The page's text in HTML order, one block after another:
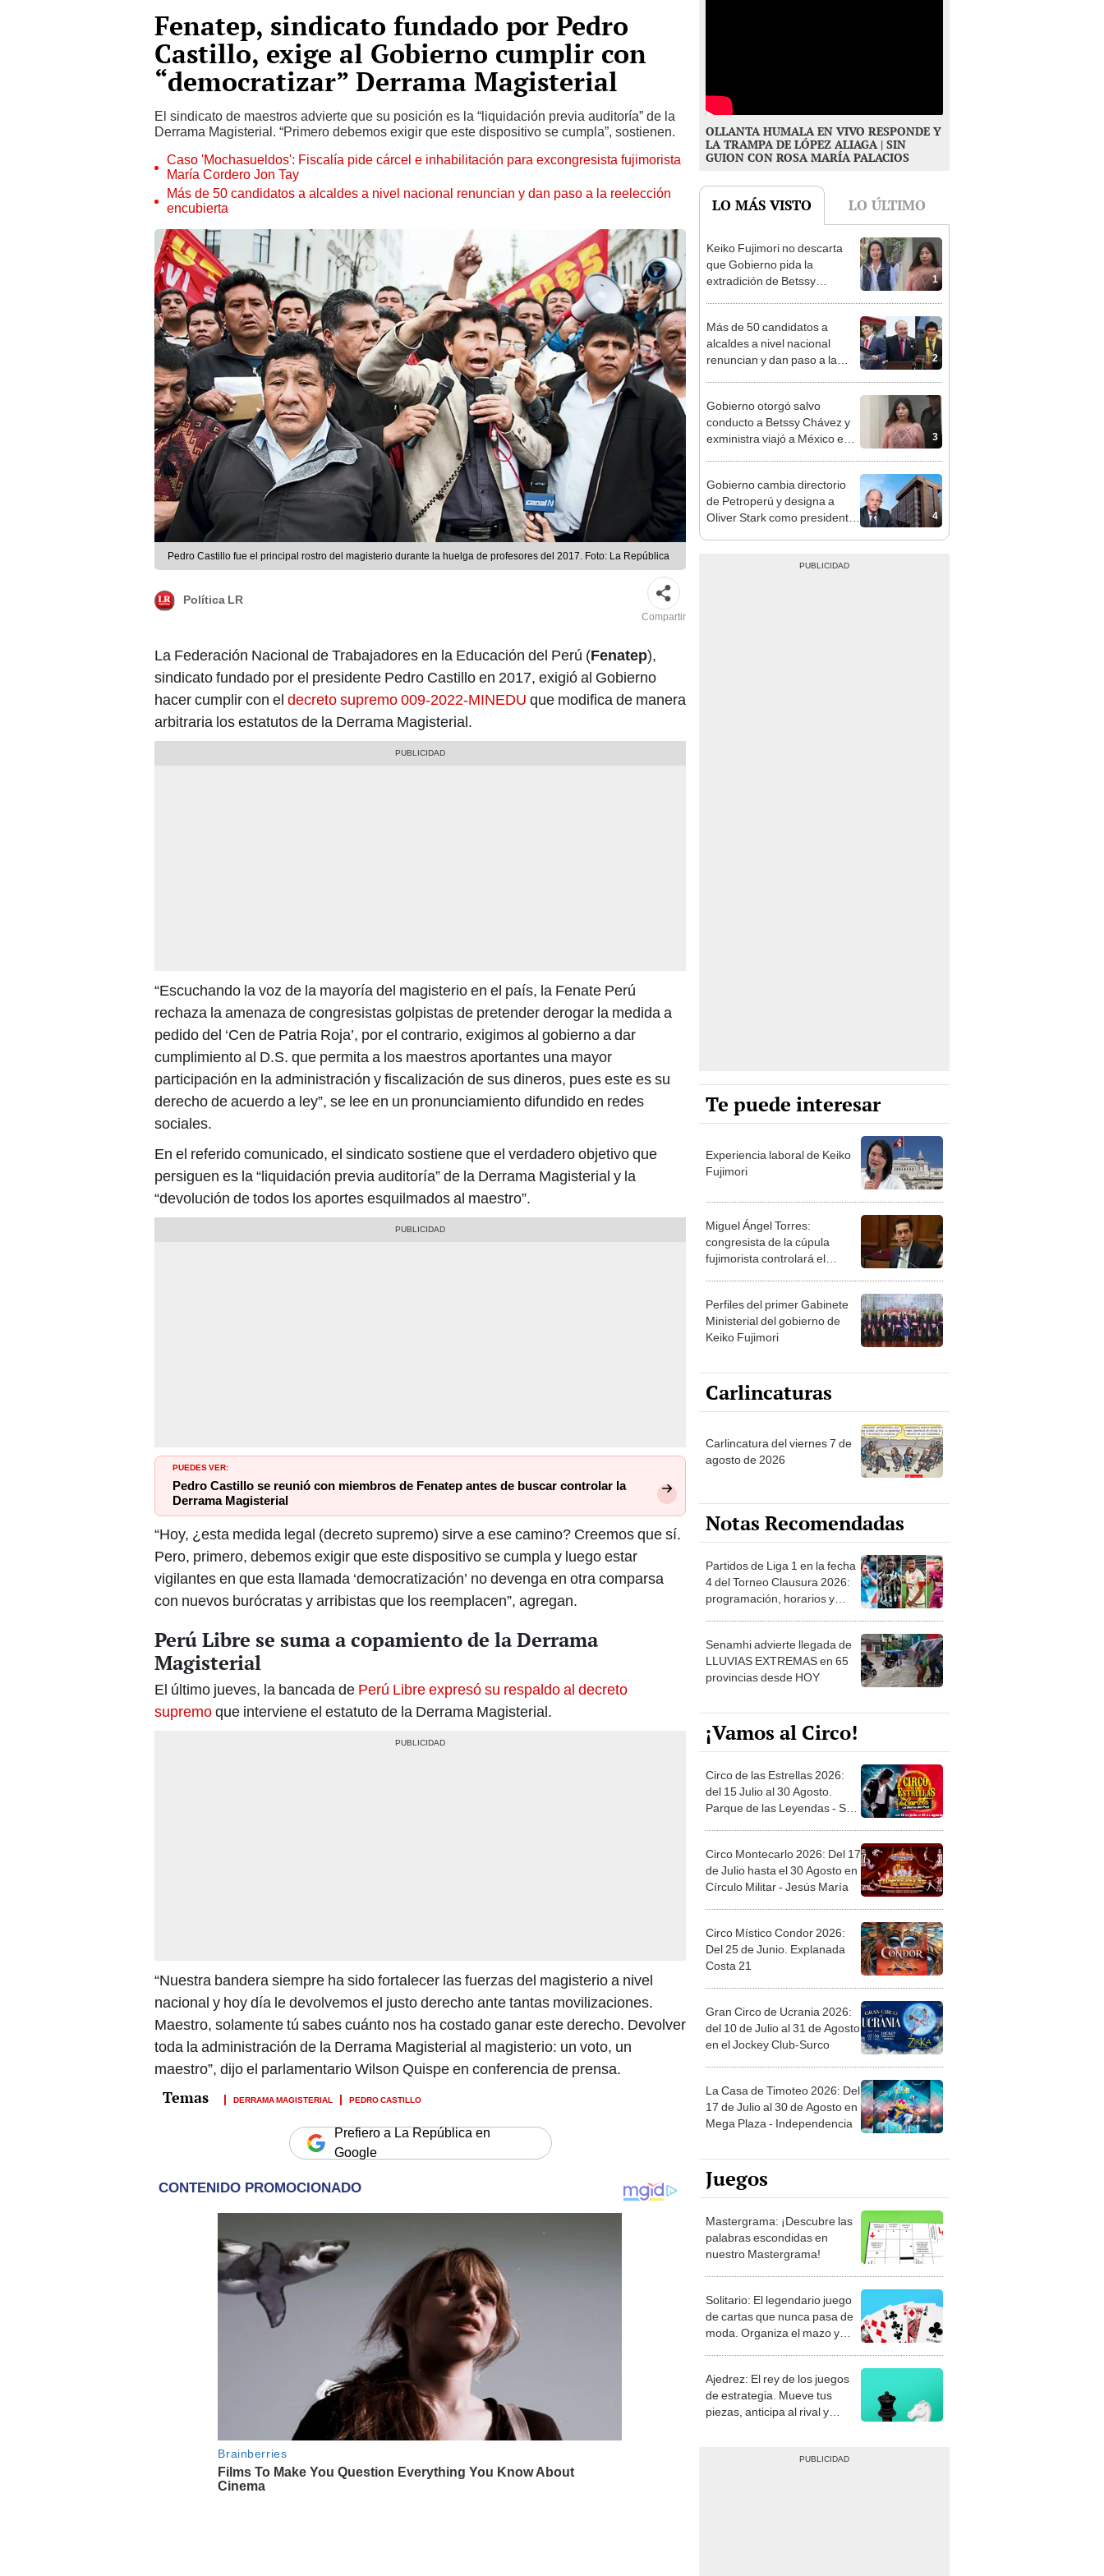
Fenatep, sindicato fundado por Pedro
Castillo, exige al Gobierno cumplir con
“democratizar” Derrama Magisterial
El sindicato de maestros advierte que su posición es la “liquidación previa auditoría” de la
Derrama Magisterial. “Primero debemos exigir que este dispositivo se cumpla”, sostienen.
Caso 'Mochasueldos': Fiscalía pide cárcel e inhabilitación para excongresista fujimorista
María Cordero Jon Tay
Más de 50 candidatos a alcaldes a nivel nacional renuncian y dan paso a la reelección
encubierta
Pedro Castillo fue el principal rostro del magisterio durante la huelga de profesores del 2017. Foto: La República
Política LR
Compartir
La Federación Nacional de Trabajadores en la Educación del Perú (Fenatep),
sindicato fundado por el presidente Pedro Castillo en 2017, exigió al Gobierno
hacer cumplir con el decreto supremo 009-2022-MINEDU que modifica de manera
arbitraria los estatutos de la Derrama Magisterial.
“Escuchando la voz de la mayoría del magisterio en el país, la Fenate Perú
rechaza la amenaza de congresistas golpistas de pretender derogar la medida a
pedido del ‘Cen de Patria Roja’, por el contrario, exigimos al gobierno a dar
cumplimiento al D.S. que permita a los maestros aportantes una mayor
participación en la administración y fiscalización de sus dineros, pues este es su
derecho de acuerdo a ley”, se lee en un pronunciamiento difundido en redes
sociales.
En el referido comunicado, el sindicato sostiene que el verdadero objetivo que
persiguen es la “liquidación previa auditoría” de la Derrama Magisterial y la
“devolución de todos los aportes esquilmados al maestro”.
PUEDES VER:
Pedro Castillo se reunió con miembros de Fenatep antes de buscar controlar la
Derrama Magisterial
“Hoy, ¿esta medida legal (decreto supremo) sirve a ese camino? Creemos que sí.
Pero, primero, debemos exigir que este dispositivo se cumpla y luego estar
vigilantes en que esta llamada ‘democratización’ no devenga en otra comparsa
con nuevos burócratas y arribistas que los reemplacen”, agregan.
Perú Libre se suma a copamiento de la Derrama
Magisterial
El último jueves, la bancada de Perú Libre expresó su respaldo al decreto
supremoque interviene el estatuto de la Derrama Magisterial.
“Nuestra bandera siempre ha sido fortalecer las fuerzas del magisterio a nivel
nacional y hoy día le devolvemos el justo derecho ante tantas movilizaciones.
Maestro, solamente tú sabes cuánto nos ha costado ganar este derecho. Devolver
toda la administración de la Derrama Magisterial al magisterio: un voto, un
maestro”, dijo el parlamentario Wilson Quispe en conferencia de prensa.
DERRAMA MAGISTERIAL PEDRO CASTILLO
Prefiero a La República en
Google
OLLANTA HUMALA EN VIVO RESPONDE Y
LA TRAMPA DE LÓPEZ ALIAGA | SIN
GUION CON ROSA MARÍA PALACIOS
LO MÁS VISTO LO ÚLTIMO
1
Keiko Fujimori no descarta
que Gobierno pida la
extradición de Betssy
2
Más de 50 candidatos a
alcaldes a nivel nacional
renuncian y dan paso a la
3
Gobierno otorgó salvo
conducto a Betssy Chávez y
exministra viajó a México en
4
Gobierno cambia directorio
de Petroperú y designa a
Oliver Stark como presidente
Te puede interesar
Experiencia laboral de Keiko
Fujimori
Miguel Ángel Torres:
congresista de la cúpula
fujimorista controlará el
Perfiles del primer Gabinete
Ministerial del gobierno de
Keiko Fujimori
Carlincaturas
Carlincatura del viernes 7 de
agosto de 2026
Notas Recomendadas
Partidos de Liga 1 en la fecha
4 del Torneo Clausura 2026:
programación, horarios y
Senamhi advierte llegada de
LLUVIAS EXTREMAS en 65
provincias desde HOY
¡Vamos al Circo!
Circo de las Estrellas 2026:
del 15 Julio al 30 Agosto.
Parque de las Leyendas - San
Circo Montecarlo 2026: Del 17
de Julio hasta el 30 Agosto en
Círculo Militar - Jesús María
Circo Místico Condor 2026:
Del 25 de Junio. Explanada
Costa 21
Gran Circo de Ucrania 2026:
del 10 de Julio al 31 de Agosto
en el Jockey Club-Surco
La Casa de Timoteo 2026: Del
17 de Julio al 30 de Agosto en
Mega Plaza - Independencia
Juegos
Mastergrama: ¡Descubre las
palabras escondidas en
nuestro Mastergrama!
Solitario: El legendario juego
de cartas que nunca pasa de
moda. Organiza el mazo y
Ajedrez: El rey de los juegos
de estrategia. Mueve tus
piezas, anticipa al rival y